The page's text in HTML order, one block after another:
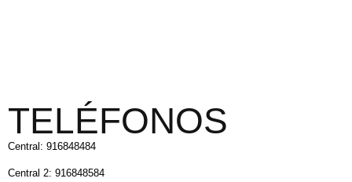
TELÉFONOS
Central: 916848484
Central 2: 916848584